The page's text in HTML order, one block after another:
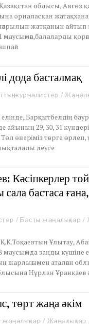
облысы, Аягөз
орналасқан
жатқанын
дода басталмақ
журналистер /
елінде, Барқытбелдің
айының 29, 30, 31
Төл өнеріміз төрге
деуге
Кәсіпкерлер
сала бастаса
/ Басты жаңалықтар /
Ұлытау,
маусымда заңды күшіне
аталған
Нұрлан Ұранқаев
төрт жаңа әкім
жаңалықтар / Жаңалықтар